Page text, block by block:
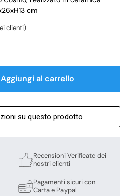
cm
clienti)
Aggiungi al carrello
su questo prodotto
Recensioni Verificate dei
nostri clienti
Pagamenti sicuri con
Carta e Paypal